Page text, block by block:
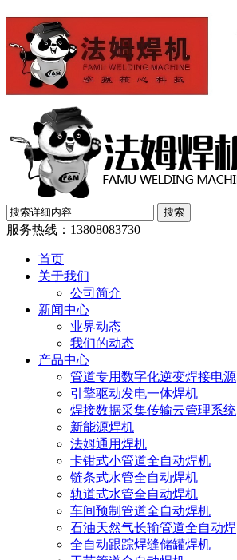
服务热线： 13808083730
首页
关于我们
公司简介
新闻中心
业界动态
我们的动态
产品中心
管道专用数字化逆变焊接电源
引擎驱动发电一体焊机
焊接数据采集传输云管理系统
新能源焊机
法姆通用焊机
卡钳式小管道全自动焊机
链条式水管全自动焊机
轨道式水管全自动焊机
车间预制管道全自动焊机
石油天然气长输管道全自动焊
全自动跟踪焊缝储罐焊机